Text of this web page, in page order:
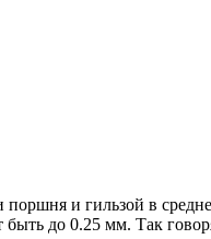
и гильзой в
до 0.25 мм. Так